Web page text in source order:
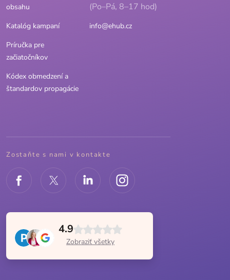
obsahu
Katalóg kampaní
Príručka pre
začiatočníkov
Kódex obmedzení a
štandardov propagácie
(Po–Pá, 8–17 hod)
info@ehub.cz
Zostaňte s nami v kontakte
4.9
Zobraziť všetky